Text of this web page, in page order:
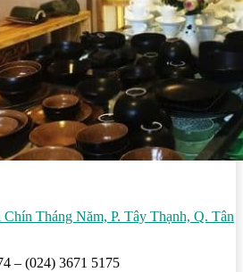
Tháng Năm, P. Tây Thạnh, Q. Tân
– (024) 3671 5175